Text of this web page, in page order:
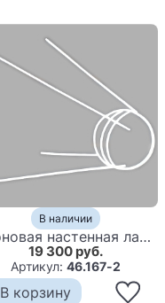
В наличии
Неоновая настенная лампа Sputnik 1 Spacecraft Neon Wall Lamp
19 300 руб.
Артикул:46.167-2
В корзину